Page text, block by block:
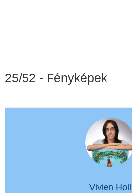
25/52 - Fényképek
Vivien Holl